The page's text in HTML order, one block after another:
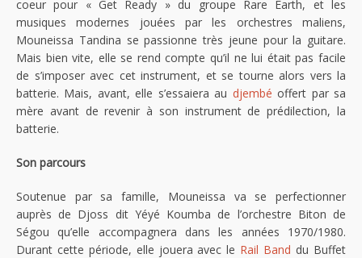
coeur pour « Get Ready » du groupe Rare Earth, et les
musiques modernes jouées par les orchestres maliens,
Mouneissa Tandina se passionne très jeune pour la guitare.
Mais bien vite, elle se rend compte qu’il ne lui était pas facile
de s’imposer avec cet instrument, et se tourne alors vers la
batterie. Mais, avant, elle s’essaiera au djembé offert par sa
mère avant de revenir à son instrument de prédilection, la
batterie.
Son parcours
Soutenue par sa famille, Mouneissa va se perfectionner
auprès de Djoss dit Yéyé Koumba de l’orchestre Biton de
Ségou qu’elle accompagnera dans les années 1970/1980.
Durant cette période, elle jouera avec le Rail Band du Buffet